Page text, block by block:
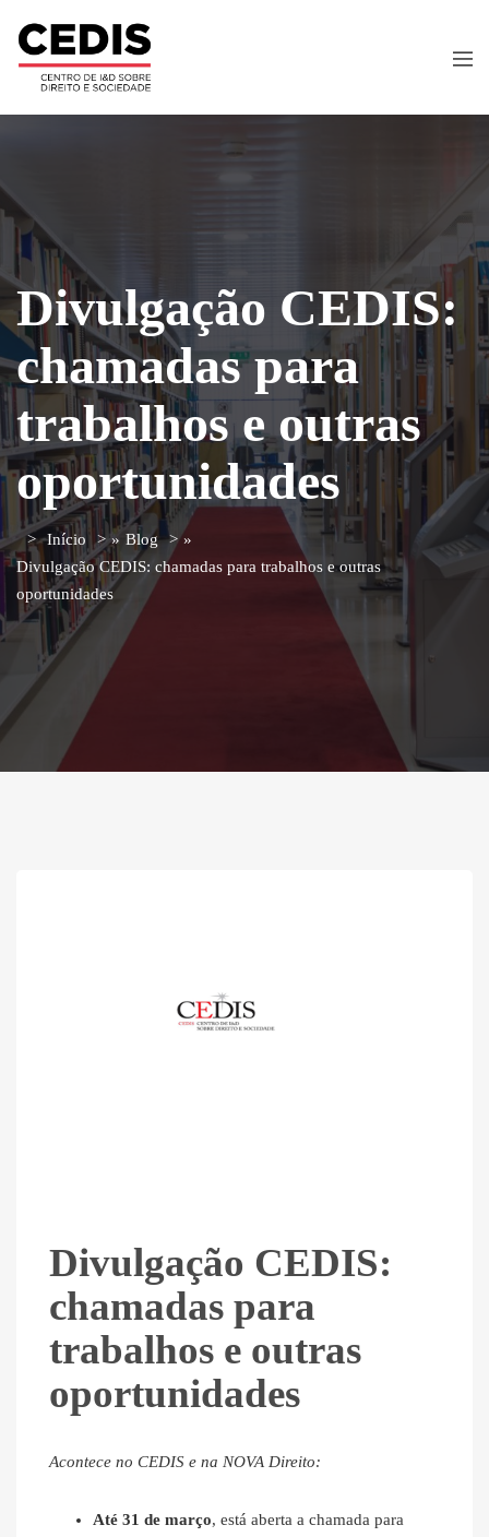
Divulgação CEDIS:
chamadas para
trabalhos e outras
oportunidades
Início » Blog
»
Divulgação CEDIS: chamadas para trabalhos e outras
oportunidades
Divulgação CEDIS:
chamadas para
trabalhos e outras
oportunidades
Acontece no CEDIS e na NOVA Direito:
Até 31 de março, está aberta a chamada para